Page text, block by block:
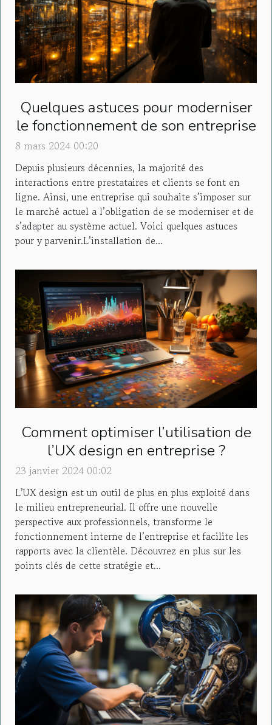
Quelques astuces pour moderniser
le fonctionnement de son entreprise
8 mars 2024 00:20
Depuis plusieurs décennies, la majorité des
interactions entre prestataires et clients se font en
ligne. Ainsi, une entreprise qui souhaite s’imposer sur
le marché actuel a l’obligation de se moderniser et de
s’adapter au système actuel. Voici quelques astuces
pour y parvenir.L’installation de...
Comment optimiser l’utilisation de
l’UX design en entreprise ?
23 janvier 2024 00:02
L’UX design est un outil de plus en plus exploité dans
le milieu entrepreneurial. Il offre une nouvelle
perspective aux professionnels, transforme le
fonctionnement interne de l’entreprise et facilite les
rapports avec la clientèle. Découvrez en plus sur les
points clés de cette stratégie et...